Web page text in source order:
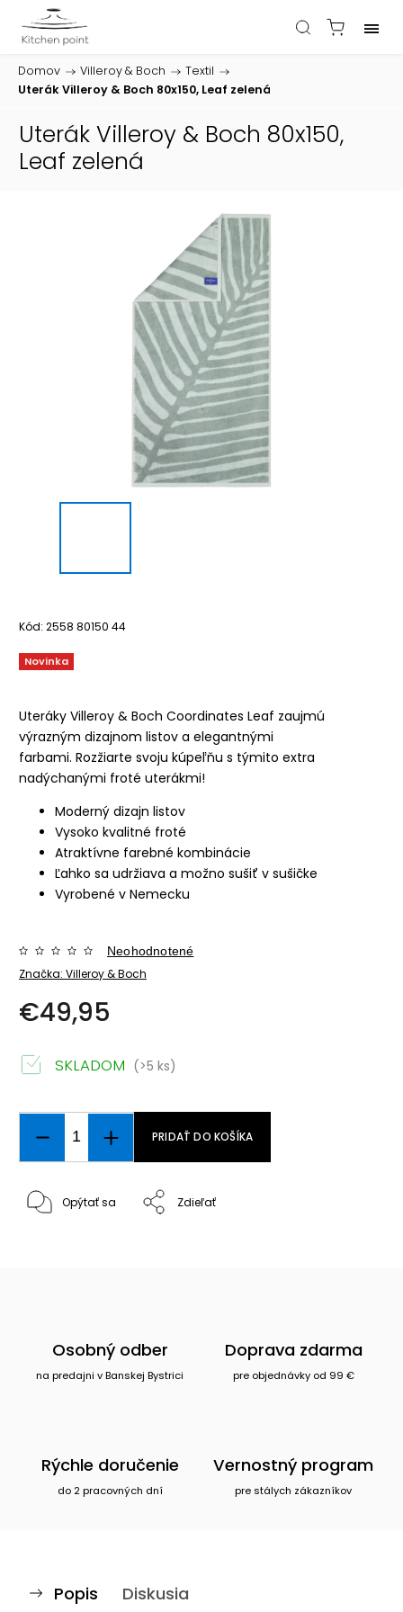
Domov / Villeroy & Boch / Textil /
Uterák Villeroy & Boch 80x150, Leaf zelená
Uterák Villeroy & Boch 80x150,
Leaf zelená
Kód: 2558 80150 44
Novinka
Uteráky Villeroy & Boch Coordinates Leaf zaujmú
výrazným dizajnom listov a elegantnými
farbami. Rozžiarte svoju kúpeľňu s týmito extra
nadýchanými froté uterákmi!
Moderný dizajn listov
Vysoko kvalitné froté
Atraktívne farebné kombinácie
Ľahko sa udržiava a možno sušiť v sušičke
Vyrobené v Nemecku
Značka: Villeroy & Boch
Neohodnotené
€49,95
SKLADOM (>5 ks)
PRIDAŤ DO KOŠÍKA
Opýtať sa Zdieľať
Osobný odber
na predajni v Banskej Bystrici
Doprava zdarma
pre objednávky od 99 €
Rýchle doručenie
do 2 pracovných dní
Vernostný program
pre stálych zákazníkov
Popis Diskusia